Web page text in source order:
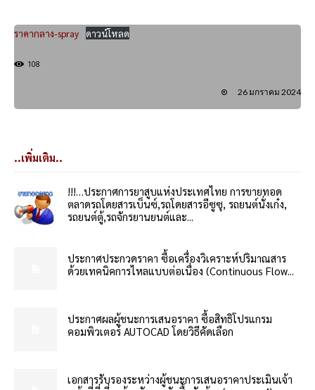
ราคากลาง-spray ดาวน์โหลด
108
26 มกราคม 2024
..เพิ่มเติม..
!!!…ประกาศการยาสูบแห่งประเทศไทย การขายทอด
ตลาดรถโดยสารเบ็นซ์,รถโดยสารอีซูซุ, รถยนต์นั่งเก๋ง,
รถยนต์ตู้,รถจักรยานยนต์และ...
ประกาศประกวดราคา ซื้อเครื่องวิเคราะห์ปริมาณสาร
ด้วยเทคนิคการไหลแบบต่อเนื่อง (Continuous Flow...
ประกาศผลผู้ชนะการเสนอราคา ซื้อสิทธิโปรแกรม
คอมพิวเตอร์ AUTOCAD โดยวิธีคัดเลือก
เอกสารรับรองระหว่างผู้ชนะการเสนอราคาประเมินเจ้า